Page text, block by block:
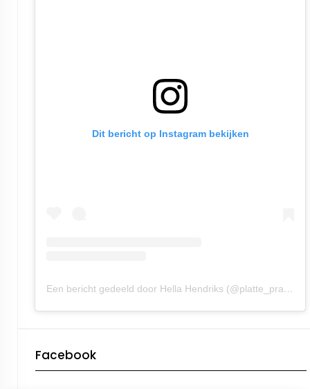
Dit bericht op Instagram bekijken
Een bericht gedeeld door Hella Hendriks (@platte_praot)
Facebook